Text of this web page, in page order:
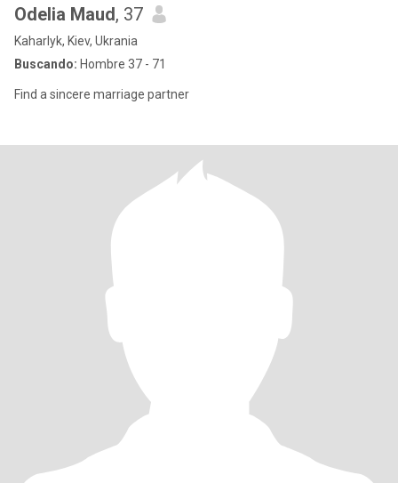
Odelia Maud, 37
Kaharlyk, Kiev, Ukrania
Buscando: Hombre 37 - 71
Find a sincere marriage partner